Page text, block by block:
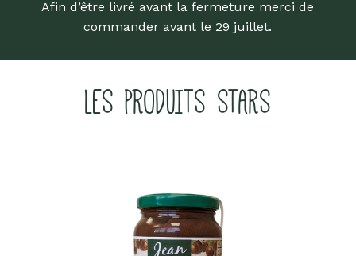
Afin d’être livré avant la fermeture merci de
commander avant le 29 juillet.
LES PRODUITS STARS